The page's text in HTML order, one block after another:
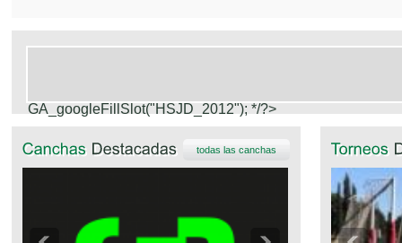
GA_googleFillSlot("HSJD_2012"); */?>
todas las canchas